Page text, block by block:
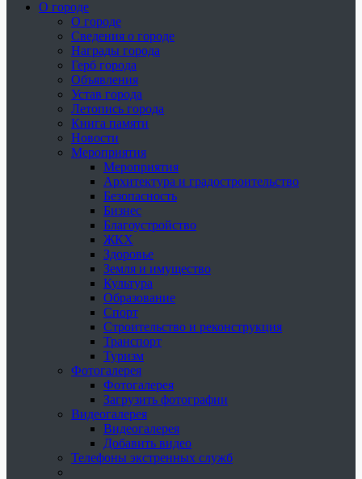
О городе
О городе
Сведения о городе
Награды города
Герб города
Объявления
Устав города
Летопись города
Книга памяти
Новости
Мероприятия
Мероприятия
Архитектура и градостроительство
Безопасность
Бизнес
Благоустройство
ЖКХ
Здоровье
Земля и имущество
Культура
Образование
Спорт
Строительство и реконструкция
Транспорт
Туризм
Фотогалерея
Фотогалерея
Загрузить фотографии
Видеогалерея
Видеогалерея
Добавить видео
Телефоны экстренных служб